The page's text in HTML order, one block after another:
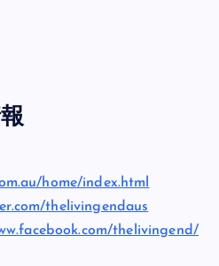
home/index.html
thelivingendaus
thelivingend/